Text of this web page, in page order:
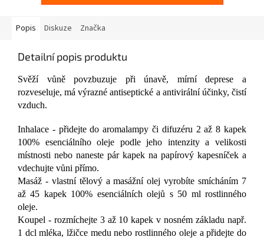
Popis Diskuze Značka
Detailní popis produktu
Svěží vůně povzbuzuje při únavě, mírní deprese a
rozveseluje, má výrazné antiseptické a antivirální účinky, čistí
vzduch.
Inhalace - přidejte do aromalampy či difuzéru 2 až 8 kapek
100% esenciálního oleje podle jeho intenzity a velikosti
místnosti nebo naneste pár kapek na papírový kapesníček a
vdechujte vůni přímo.
Masáž - vlastní tělový a masážní olej vyrobíte smícháním 7
až 45 kapek 100% esenciálních olejů s 50 ml rostlinného
oleje.
Koupel - rozmíchejte 3 až 10 kapek v nosném základu např.
1 dcl mléka, lžičce medu nebo rostlinného oleje a přidejte do